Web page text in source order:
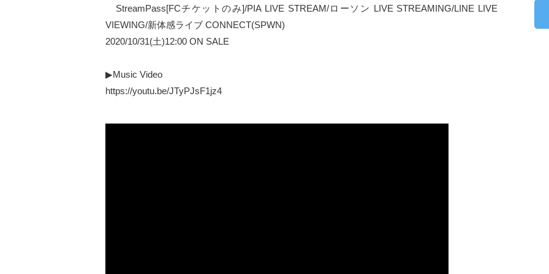
StreamPass[FCチケットのみ]/PIA LIVE STREAM/ローソン LIVE STREAMING/LINE LIVE
VIEWING/新体感ライブ CONNECT(SPWN)
2020/10/31(土)12:00 ON SALE
▶Music Video
https://youtu.be/JTyPJsF1jz4